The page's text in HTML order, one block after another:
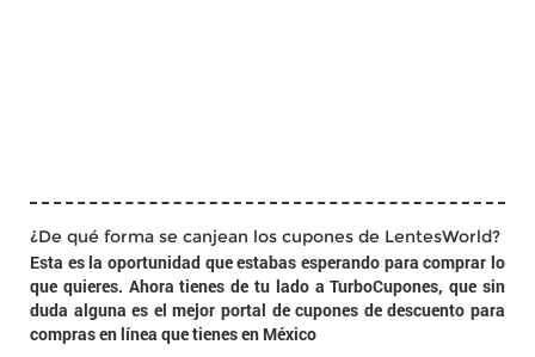
¿De qué forma se canjean los cupones de LentesWorld?
Esta es la oportunidad que estabas esperando para comprar lo
que quieres. Ahora tienes de tu lado a TurboCupones, que sin
duda alguna es el mejor portal de cupones de descuento para
compras en línea que tienes en México